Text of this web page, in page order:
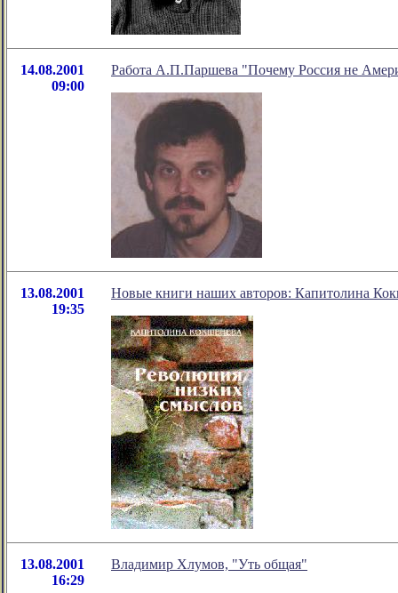
14.08.2001
09:00
Работа А.П.Паршева "Почему Россия не
13.08.2001
19:35
Новые книги наших авторов: Капитолина
13.08.2001
16:29
Владимир Хлумов, "Уть общая"